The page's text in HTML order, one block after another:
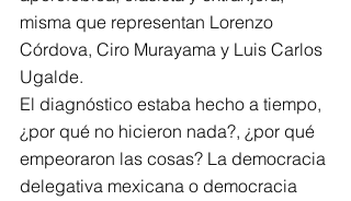
misma que representan Lorenzo
Córdova, Ciro Murayama y Luis Carlos
Ugalde.
El diagnóstico estaba hecho a tiempo,
¿por qué no hicieron nada?, ¿por qué
empeoraron las cosas? La democracia
delegativa mexicana o democracia